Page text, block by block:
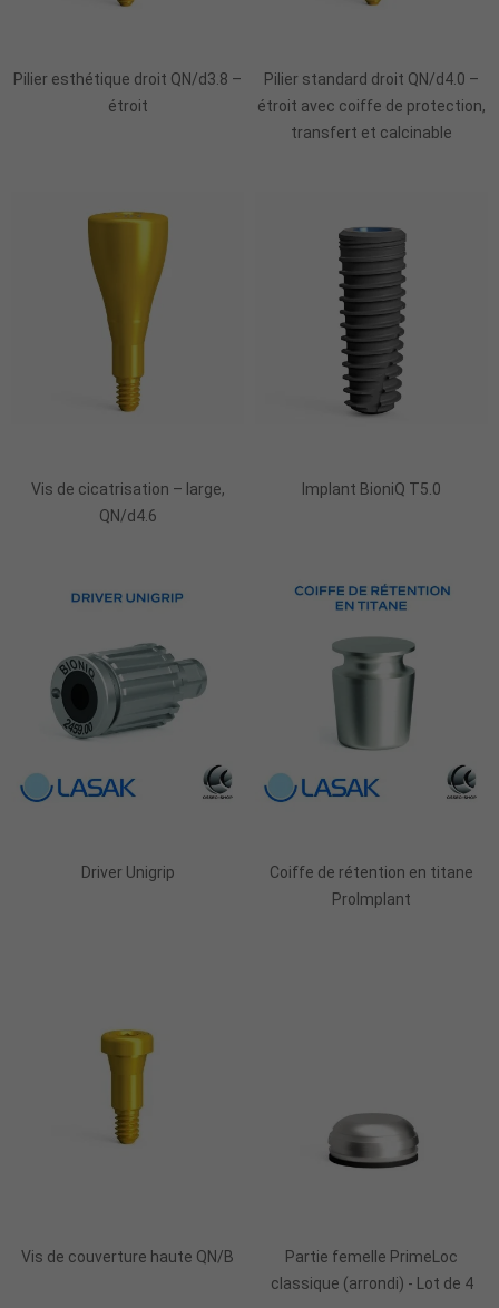
Pilier esthétique droit QN/d3.8 –
étroit
Pilier standard droit QN/d4.0 –
étroit avec coiffe de protection,
transfert et calcinable
Vis de cicatrisation – large,
QN/d4.6
Implant BioniQ T5.0
Driver Unigrip
Coiffe de rétention en titane
ProImplant
Vis de couverture haute QN/B
Partie femelle PrimeLoc
classique (arrondi) - Lot de 4